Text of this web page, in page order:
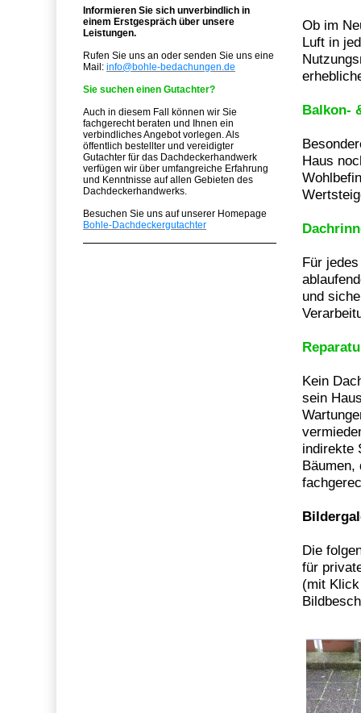
Ob im
Luft in
Balkon-
Haus
Für
und
Kein
sein
indirekte
Bäumen,
Die
für
(mit
Informieren Sie sich unverbindlich in
einem Erstgespräch über unsere
Leistungen.
Rufen Sie uns an oder senden Sie uns eine
Mail: info@bohle-bedachungen.de
Sie suchen einen Gutachter?
Auch in diesem Fall können wir Sie
fachgerecht beraten und Ihnen ein
verbindliches Angebot vorlegen. Als
öffentlich bestellter und vereidigter
Gutachter für das Dachdeckerhandwerk
verfügen wir über umfangreiche Erfahrung
und Kenntnisse auf allen Gebieten des
Dachdeckerhandwerks.
Besuchen Sie uns auf unserer Homepage
Bohle-Dachdeckergutachter